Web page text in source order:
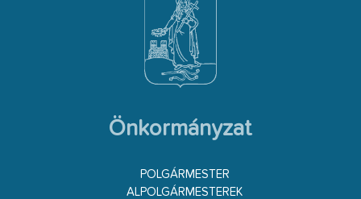
Önkormányzat
POLGÁRMESTER
ALPOLGÁRMESTEREK